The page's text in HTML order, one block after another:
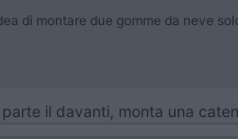
di montare due gomme da neve
il davanti, monta una